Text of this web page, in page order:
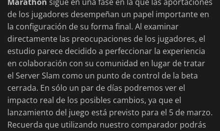
de los jugadores desempeñan un papel importante en
la configuración de su forma final. Al examinar
directamente las preocupaciones de los jugadores, el
estudio parece decidido a perfeccionar la experiencia
en colaboración con su comunidad en lugar de tratar
el Server Slam como un punto de control de la beta
cerrada. En sólo un par de días podremos ver el
impacto real de los posibles cambios, ya que el
lanzamiento del juego está previsto para el 5 de marzo.
Recuerda que utilizando nuestro comparador podrás